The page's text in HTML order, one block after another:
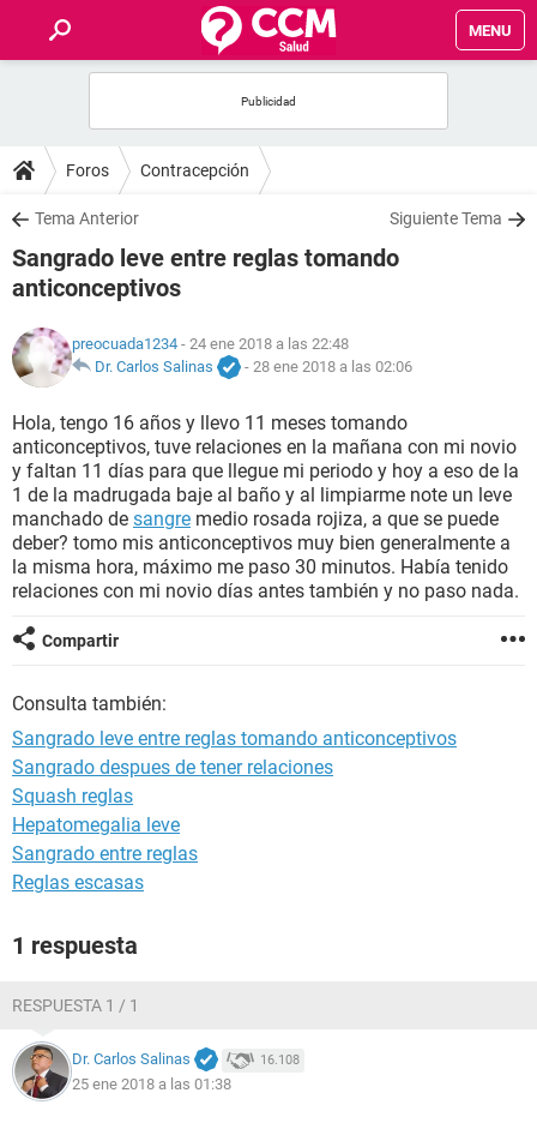
MENU
FOROS
SALUD
FAMILIA
NUTRICIÓN
SEXUALIDAD
GLOSARIO
Foros Contracepción
Tema Anterior Siguiente Tema
Sangrado leve entre reglas tomando
anticonceptivos
preocuada1234 - 24 ene 2018 a las 22:48
Dr. Carlos Salinas
- 28 ene 2018 a las 02:06
Hola, tengo 16 años y llevo 11 meses tomando
anticonceptivos, tuve relaciones en la mañana con mi novio
y faltan 11 días para que llegue mi periodo y hoy a eso de la
1 de la madrugada baje al baño y al limpiarme note un leve
manchado de sangre medio rosada rojiza, a que se puede
deber? tomo mis anticonceptivos muy bien generalmente a
la misma hora, máximo me paso 30 minutos. Había tenido
relaciones con mi novio días antes también y no paso nada.
Compartir
Consulta también:
Sangrado leve entre reglas tomando anticonceptivos
Sangrado despues de tener relaciones
Squash reglas
Hepatomegalia leve
Sangrado entre reglas
Reglas escasas
1 respuesta
RESPUESTA 1 / 1
Dr. Carlos Salinas 16.108
25 ene 2018 a las 01:38